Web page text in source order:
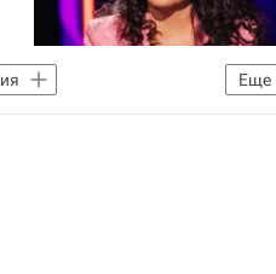
Еще